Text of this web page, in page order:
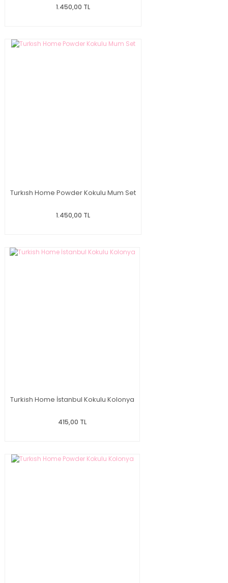
1.450,00 TL
Turkısh Home Powder Kokulu Mum Set
1.450,00 TL
Turkish Home İstanbul Kokulu Kolonya
415,00 TL